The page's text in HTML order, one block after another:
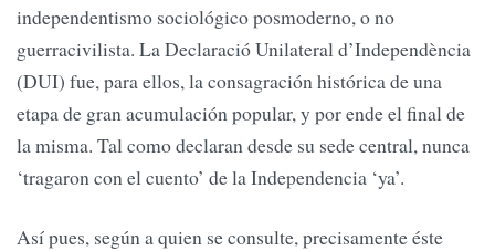
independentismo sociológico posmoderno, o no
guerracivilista. La Declaració Unilateral d’Independència
(DUI) fue, para ellos, la consagración histórica de una
etapa de gran acumulación popular, y por ende el final de
la misma. Tal como declaran desde su sede central, nunca
‘tragaron con el cuento’ de la Independencia ‘ya’.
Así pues, según a quien se consulte, precisamente éste